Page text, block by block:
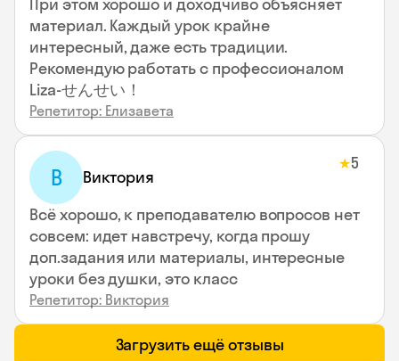
материал. Каждый урок крайне
интересный, даже есть традиции.
Рекомендую работать с профессионалом
Liza-せんせい！
Репетитор: Елизавета
В Виктория
★5
Всё хорошо, к преподавателю вопросов нет
совсем: идет навстречу, когда прошу
доп.задания или материалы, интересные
уроки без душки, это класс
Репетитор: Виктория
Загрузить ещё отзывы